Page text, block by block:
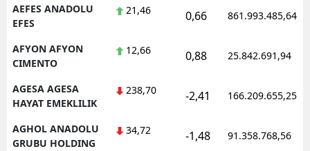
AEFES ANADOLU
EFES
21,46 0,66 861.993.485,64
AFYON AFYON
CIMENTO
12,66 0,88 25.842.691,94
AGESA AGESA
HAYAT EMEKLILIK
238,70 -2,41 166.209.655,25
AGHOL ANADOLU
GRUBU HOLDING
34,72 -1,48 91.358.768,56